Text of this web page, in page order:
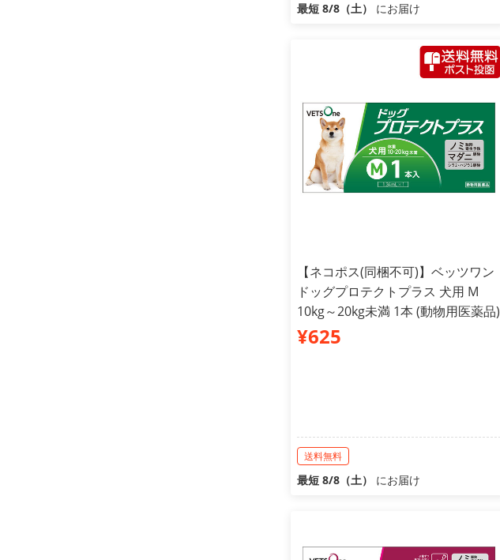
最短 8/8（土） にお届け
【ネコポス(同梱不可)】ベッツワン
ドッグプロテクトプラス 犬用 M
10kg～20kg未満 1本 (動物用医薬品)
¥625
送料無料
最短 8/8（土） にお届け